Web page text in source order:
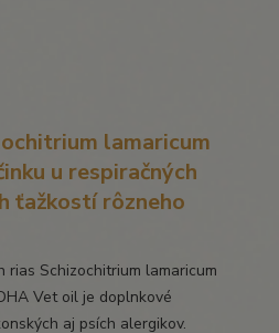
lamaricum
u respiračných
ťažkostí rôzneho
rias Schizochitrium lamaricum
Vet oil je doplnkové
aj psích alergikov.